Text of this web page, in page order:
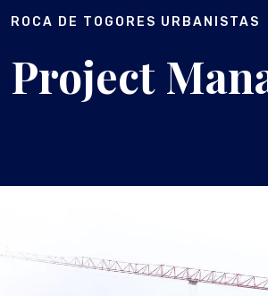
ROCA DE TOGORES URBANISTAS
Project